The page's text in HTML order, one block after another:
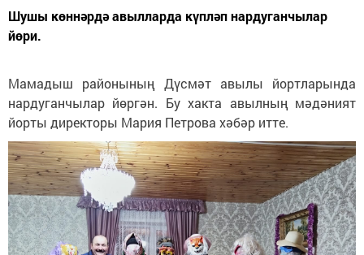
Шушы көннәрдә авылларда күпләп нардуганчылар
йөри.
Мамадыш районының Дүсмәт авылы йортларында
нардуганчылар йөргән. Бу хакта авылның мәдәният
йорты директоры Мария Петрова хәбәр итте.